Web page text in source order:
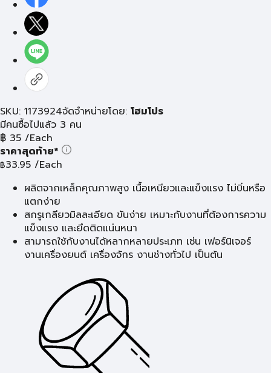
SKU: 1173924จัดจำหน่ายโดย: โฮมโปร
มีคนซื้อไปแล้ว 3 คน
฿ 35 /Each
ราคาสุดท้าย*
฿33.95 /Each
ผลิตจากเหล็กคุณภาพสูง เนื้อเหนียวและแข็งแรง ไม่บิ่นหรือ
แตกง่าย
สกรูเกลียวมิลละเอียด ขันง่าย เหมาะกับงานที่ต้องการความ
แข็งแรง และยึดติดแน่นหนา
สามารถใช้กับงานได้หลากหลายประเภท เช่น เฟอร์นิเจอร์
งานเครื่องยนต์ เครื่องจักร งานช่างทั่วไป เป็นต้น